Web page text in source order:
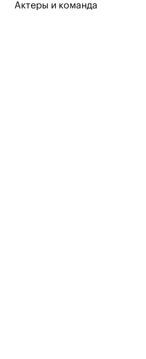
Актеры и команда